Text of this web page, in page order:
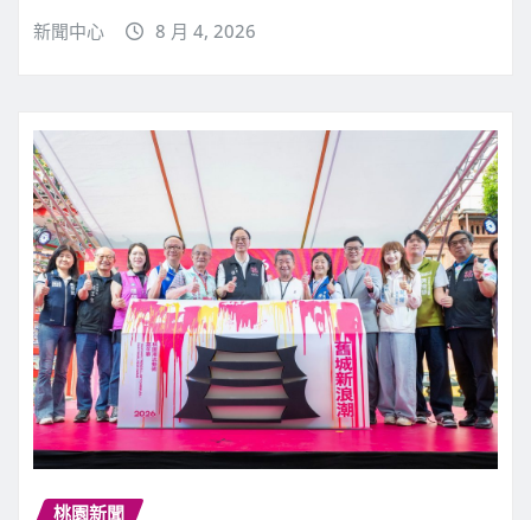
新聞中心 8 月 4, 2026
桃園新聞